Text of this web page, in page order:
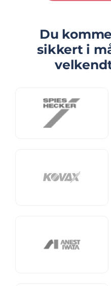
Du
sikkert i